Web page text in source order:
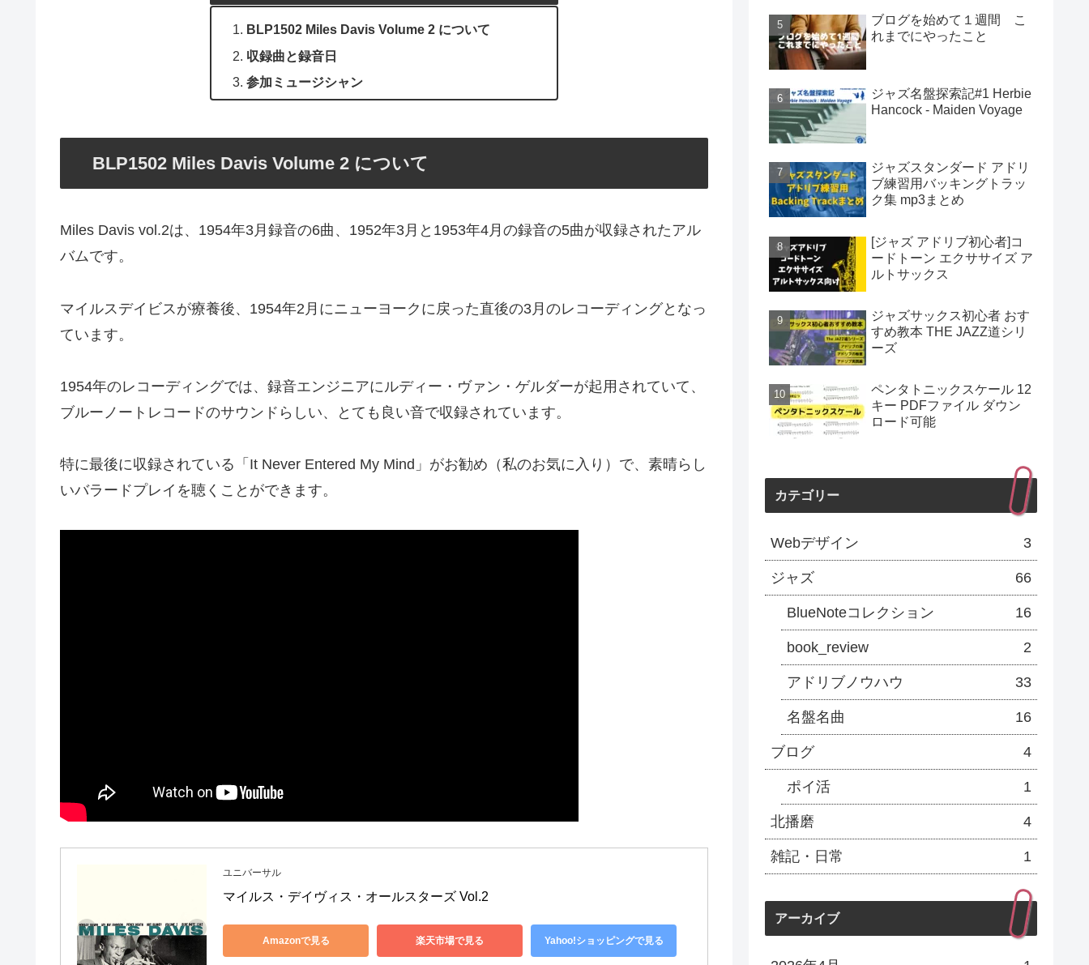
BLP1502 Miles Davis Volume 2 について
収録曲と録音日
参加ミュージシャン
BLP1502 Miles Davis Volume 2 について
Miles Davis vol.2は、1954年3月録音の6曲、1952年3月と1953年4月の録音の5曲が収録されたアル
バムです。
マイルスデイビスが療養後、1954年2月にニューヨークに戻った直後の3月のレコーディングとなっ
ています。
1954年のレコーディングでは、録音エンジニアにルディー・ヴァン・ゲルダーが起用されていて、
ブルーノートレコードのサウンドらしい、とても良い音で収録されています。
特に最後に収録されている「It Never Entered My Mind」がお勧め（私のお気に入り）で、素晴らし
いバラードプレイを聴くことができます。
ユニバーサル
マイルス・デイヴィス・オールスターズ Vol.2
Amazonで見る 楽天市場で見る Yahoo!ショッピングで見る
ブログを始めて１週間 こ
れまでにやったこと
ジャズ名盤探索記#1 Herbie
Hancock - Maiden Voyage
ジャズスタンダード アドリ
ブ練習用バッキングトラッ
ク集 mp3まとめ
[ジャズ アドリブ初心者]コ
ードトーン エクササイズ ア
ルトサックス
ジャズサックス初心者 おす
すめ教本 THE JAZZ道シリ
ーズ
ペンタトニックスケール 12
キー PDFファイル ダウン
ロード可能
カテゴリー
Webデザイン 3
ジャズ 66
BlueNoteコレクション 16
book_review 2
アドリブノウハウ 33
名盤名曲 16
ブログ 4
ポイ活 1
北播磨 4
雑記・日常 1
アーカイブ